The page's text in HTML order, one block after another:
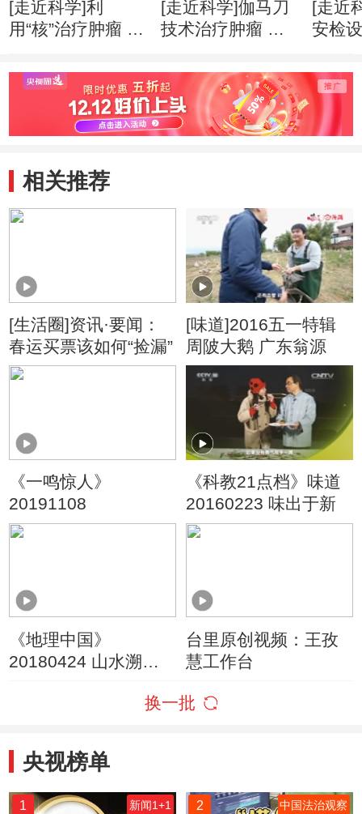
[走近科学]利
用“核”治疗肿瘤 是
程碑
[走近科学]伽马刀
技术治疗肿瘤 精
感染
[走近
安检
可
相关推荐
[生活圈]资讯·要闻：
春运买票该如何“捡漏”
[味道]2016五一特辑
周陂大鹅 广东翁源
《一鸣惊人》
20191108
《科教21点档》味道
20160223 味出于新
《地理中国》
20180424 山水溯名·
台里原创视频：王孜
慧工作台
换一批
央视榜单
1 新闻1+1 2 中国法治观察